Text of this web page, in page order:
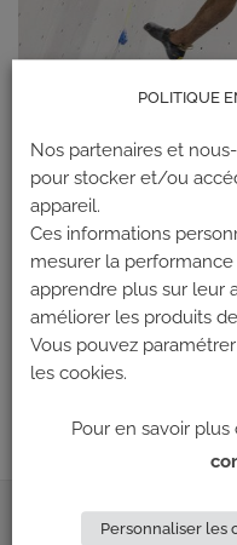
Les commentaires et les
ADRESSE
POLITIQUE
Nos partenaires et
pour stocker et/ou
appareil.
Ces informations
mesurer la
apprendre plus sur leur
améliorer les produits
Vous pouvez
les cookies.
Pour en savoir
Personnaliser les